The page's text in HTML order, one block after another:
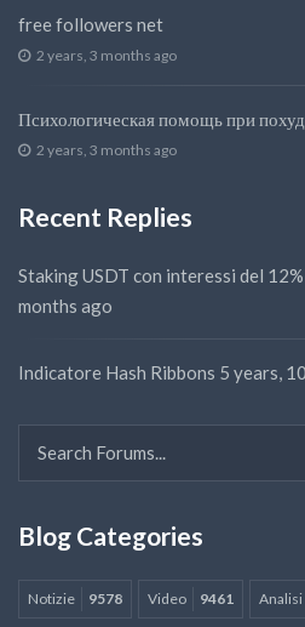
free followers net
2 years, 3 months ago
Психологическая помощь при
2 years, 3 months ago
Recent Replies
Staking USDT con interessi del
months ago
Indicatore Hash Ribbons 5 years,
Blog Categories
Notizie 9578 Video 9461 Analisi